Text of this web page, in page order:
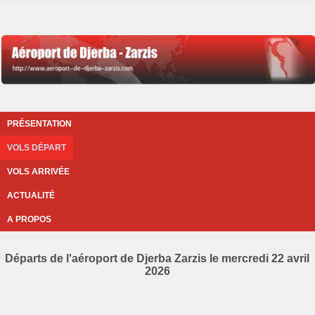
PRÉSENTATION
VOLS DÉPART
VOLS ARRIVÉE
ACTUALITÉ
A PROPOS
Départs de l'aéroport de Djerba Zarzis le mercredi 22 avril
2026